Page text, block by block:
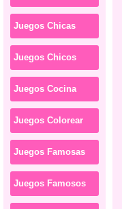
Juegos Chicas
Juegos Chicos
Juegos Cocina
Juegos Colorear
Juegos Famosas
Juegos Famosos